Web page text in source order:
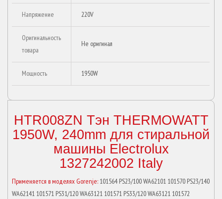
Напряжение 220V
Оригинальность
товара
Не оригинал
Мощность 1950W
HTR008ZN Тэн THERMOWATT
1950W, 240mm для стиральной
машины Electrolux
1327242002 Italy
Применяется в моделях Gorenje: 101564 PS23/100 WA62101 101570 PS23/140
WA62141 101571 PS31/120 WA63121 101571 PS33/120 WA63121 101572